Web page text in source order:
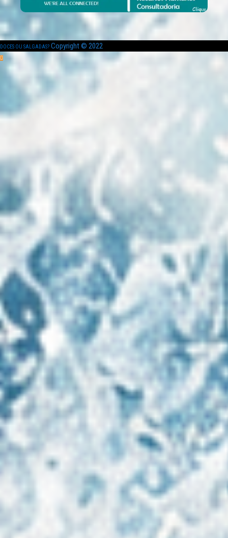
DOCES OU SALGADAS? Copyright © 2022